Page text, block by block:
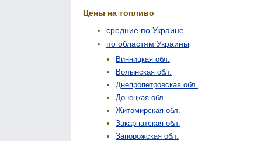
Цены на топливо
средние по Украине
по областям Украины
Винницкая обл.
Волынская обл.
Днепропетровская обл.
Донецкая обл.
Житомирская обл.
Закарпатская обл.
Запорожская обл.